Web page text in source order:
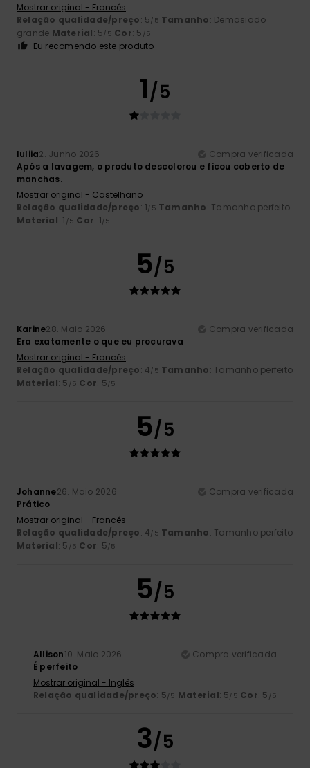
Mostrar original - Francês
Relação qualidade/preço: 5/5 Tamanho: Demasiado
grande Material: 5/5 Cor: 5 /5
Eu recomendo este produto
1/5
Iuliia2. Junho 2026
Compra verificada
Após a lavagem, o produto descolorou e ficou coberto de
manchas.
Mostrar original - Castelhano
Relação qualidade/preço: 1/5 Tamanho: Tamanho perfeito
Material: 1 /5 Cor: 1/5
5/5
Karine28. Maio 2026
Compra verificada
Era exatamente o que eu procurava
Mostrar original - Francês
Relação qualidade/preço: 4/5 Tamanho: Tamanho perfeito
Material: 5 /5 Cor: 5/5
5/5
Johanne26. Maio 2026
Compra verificada
Prático
Mostrar original - Francês
Relação qualidade/preço: 4/5 Tamanho: Tamanho perfeito
Material: 5 /5 Cor: 5/5
5/5
Allison10. Maio 2026
Compra verificada
É perfeito
Mostrar original - Inglês
Relação qualidade/preço: 5/5 Material: 5/5 Cor: 5 /5
3/5